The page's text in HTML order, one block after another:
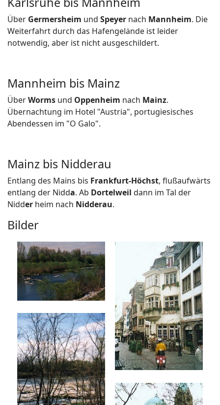
Über Germersheim und Speyer nach Mannheim. Die
Weiterfahrt durch das Hafengelände ist leider
notwendig, aber ist nicht ausgeschildert.
Mannheim bis Mainz
ÜberWorms und Oppenheim nach Mainz.
Übernachtung im Hotel "Austria", portugiesisches
Abendessen im "O Galo".
Mainz bis Nidderau
Entlang des Mains bis Frankfurt-Höchst, flußaufwärts
entlang der Nidda. Ab Dortelweil dann im Tal der
Nidder heim nach Nidderau.
Bilder